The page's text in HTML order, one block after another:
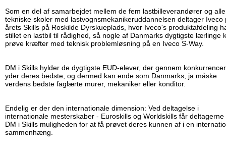
Som en del af samarbejdet mellem de fem lastbilleverandører og alle
tekniske skoler med lastvognsmekanikeruddannelsen deltager Iveco
årets Skills på Roskilde Dyrskueplads, hvor Iveco's produktafdeling
stillet en lastbil til rådighed, så nogle af Danmarks dygtigste lærlinge
prøve kræfter med teknisk problemløsning på en Iveco S-Way.
DM i Skills hylder de dygtigste EUD-elever, der gennem konkurrencer
yder deres bedste; og dermed kan ende som Danmarks, ja måske
verdens bedste faglærte murer, mekaniker eller konditor.
Endelig er der den internationale dimension: Ved deltagelse i
internationale mesterskaber - Euroskills og Worldskills får deltagerne
DM i Skills muligheden for at få prøvet deres kunnen af i en
sammenhæng.